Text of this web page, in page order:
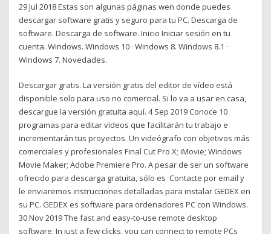
29 Jul 2018 Estas son algunas páginas wen donde puedes
descargar software gratis y seguro para tu PC. Descarga de
software. Descarga de software. Inicio Iniciar sesión en tu
cuenta. Windows. Windows 10 · Windows 8. Windows 8.1 ·
Windows 7. Novedades.
Descargar gratis. La versión gratis del editor de vídeo está
disponible solo para uso no comercial. Si lo va a usar en casa,
descargue la versión gratuita aquí. 4 Sep 2019 Conoce 10
programas para editar vídeos que facilitarán tu trabajo e
incrementarán tus proyectos. Un videógrafo con objetivos más
comerciales y profesionales Final Cut Pro X; iMovie; Windows
Movie Maker; Adobe Premiere Pro. A pesar de ser un software
ofrecido para descarga gratuita, sólo es Contacte por email y
le enviaremos instrucciones detalladas para instalar GEDEX en
su PC. GEDEX es software para ordenadores PC con Windows.
30 Nov 2019 The fast and easy-to-use remote desktop
software. In just a few clicks, you can connect to remote PCs